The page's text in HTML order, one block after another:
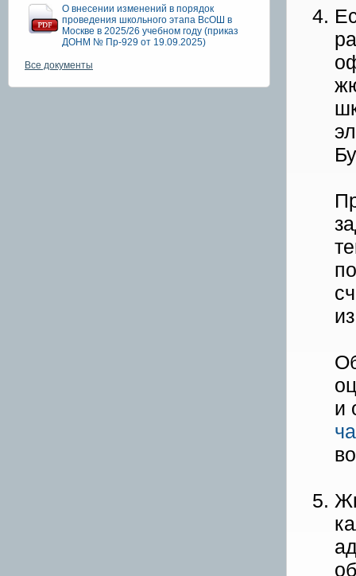
О внесении изменений в порядок
проведения школьного этапа ВсОШ в
Москве в 2025/26 учебном году (приказ
ДОНМ № Пр-929 от 19.09.2025)
Все документы
и